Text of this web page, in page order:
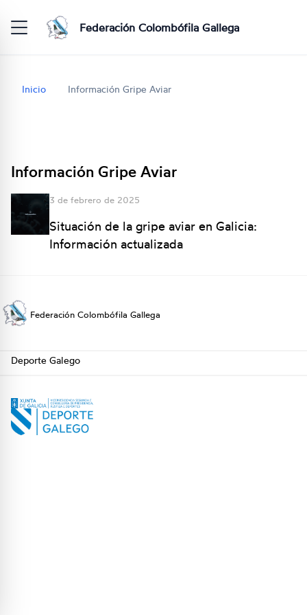
Federación Colombófila Gallega
Inicio Información Gripe Aviar
Información Gripe Aviar
3 de febrero de 2025
Situación de la gripe aviar en Galicia:
Información actualizada
Federación Colombófila Gallega
Deporte Galego